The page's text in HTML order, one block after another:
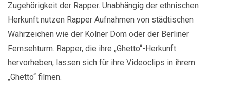
Zugehörigkeit der Rapper. Unabhängig der ethnischen
Herkunft nutzen Rapper Aufnahmen von städtischen
Wahrzeichen wie der Kölner Dom oder der Berliner
Fernsehturm. Rapper, die ihre „Ghetto“-Herkunft
hervorheben, lassen sich für ihre Videoclips in ihrem
„Ghetto“ filmen.